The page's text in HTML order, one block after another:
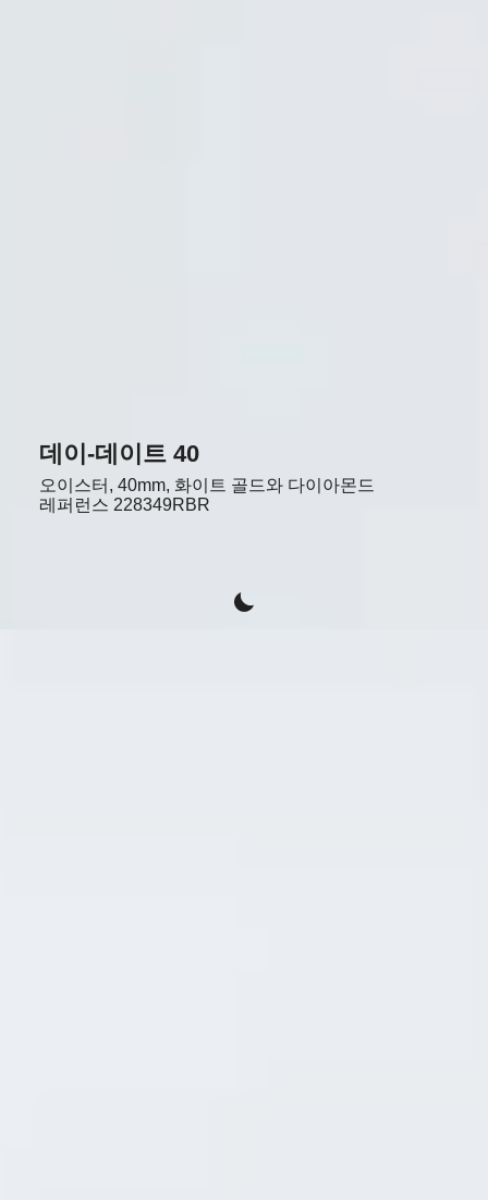
데이-데이트 40
오이스터, 40mm, 화이트 골드와 다이아몬드
레퍼런스 228349RBR